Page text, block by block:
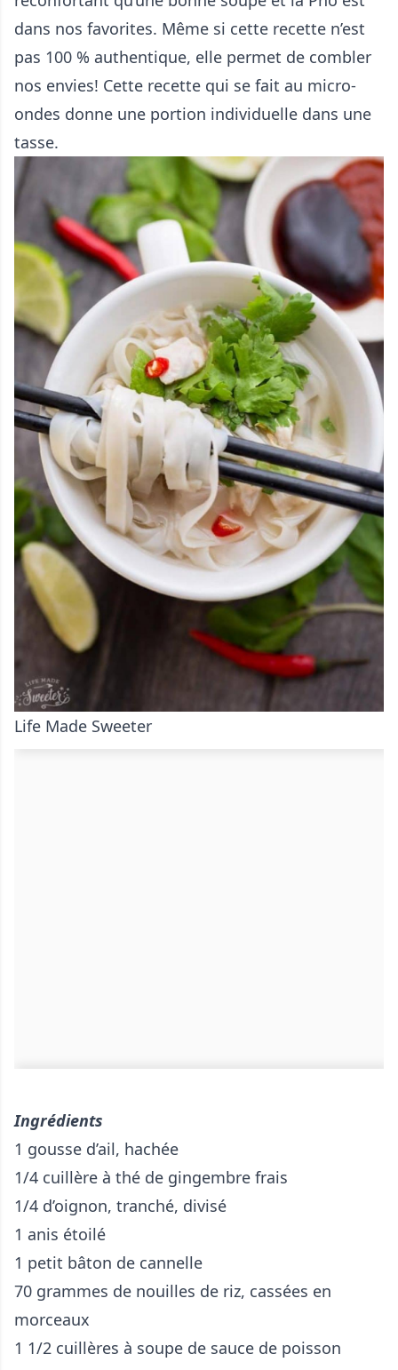
dans nos favorites. Même si cette recette n’est
pas 100 % authentique, elle permet de combler
nos envies! Cette recette qui se fait au micro-
ondes donne une portion individuelle dans une
tasse.
Life Made Sweeter
Ingrédients
1 gousse d’ail, hachée
1/4 cuillère à thé de gingembre frais
1/4 d’oignon, tranché, divisé
1 anis étoilé
1 petit bâton de cannelle
70 grammes de nouilles de riz, cassées en
morceaux
1 1/2 cuillères à soupe de sauce de poisson